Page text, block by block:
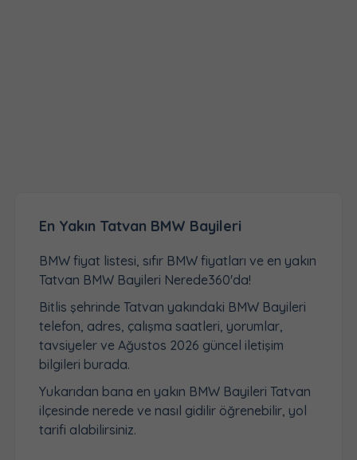
En Yakın Tatvan BMW Bayileri
BMW fiyat listesi, sıfır BMW fiyatları ve en yakın
Tatvan BMW Bayileri Nerede360'da!
Bitlis şehrinde Tatvan yakındaki BMW Bayileri
telefon, adres, çalışma saatleri, yorumlar,
tavsiyeler ve Ağustos 2026 güncel iletişim
bilgileri burada.
Yukarıdan bana en yakın BMW Bayileri Tatvan
ilçesinde nerede ve nasıl gidilir öğrenebilir, yol
tarifi alabilirsiniz.